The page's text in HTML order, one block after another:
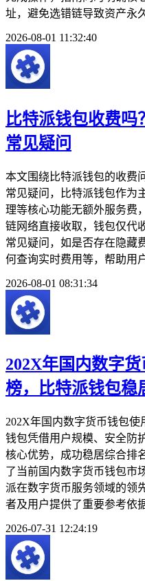
址，避免选错链导致资产永
2026-08-01 11:32:40
比特派钱包收费
常见疑问
本文围绕比特派钱包的收费
常见疑问，比特派钱包作为
理等核心功能无额外服务费
链网络直接收取，钱包仅代
常见疑问，如是否存在隐藏
何查询实时费用等，帮助用
2026-08-01 08:31:34
202X年国内数字
榜，比特派钱包稳
202X年国内数字货币钱包
钱包凭借用户规模、安全防
核心优势，成功稳居综合排
了当前国内数字货币钱包市
派在数字货币服务领域的领
者及用户提供了重要参考依
2026-07-31 12:24:19